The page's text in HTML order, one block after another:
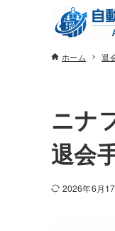
ホーム 退
ニナ
退会
2026年6月